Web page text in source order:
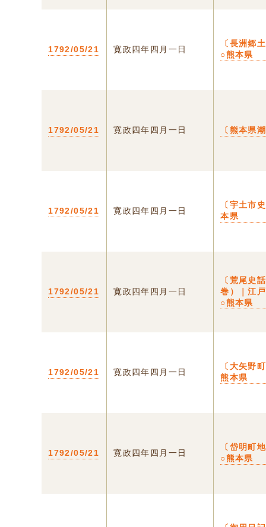
1792/05/21 寛政四年四月一日
〔長洲郷
○熊本県
1792/05/21 寛政四年四月一日 〔熊本県
1792/05/21 寛政四年四月一日
〔宇土市
本県
1792/05/21 寛政四年四月一日
〔荒尾史
巻）｜江
○熊本県
1792/05/21 寛政四年四月一日
〔大矢野
熊本県
1792/05/21 寛政四年四月一日
〔岱明町
○熊本県